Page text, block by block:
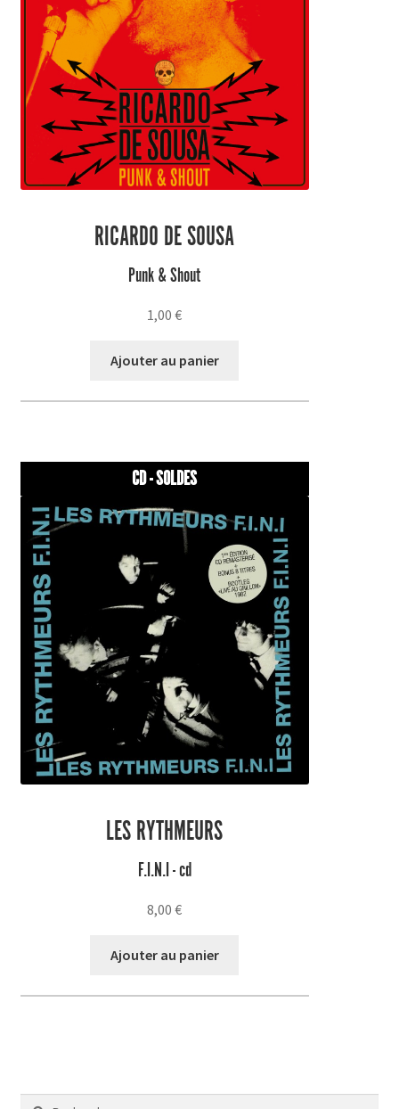
RICARDO DE SOUSA
Punk & Shout
1,00€
Ajouter au panier
CD - SOLDES
LES RYTHMEURS
F.I.N.I - cd
8,00€
Ajouter au panier
Rechercher :